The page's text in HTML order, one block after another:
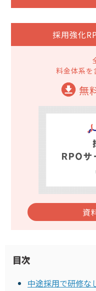
採用強化
料金体系を
無
資
目次
中途採用で研修な